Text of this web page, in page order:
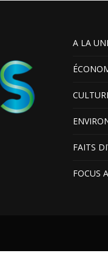
A LA
FAITS
FOCUS